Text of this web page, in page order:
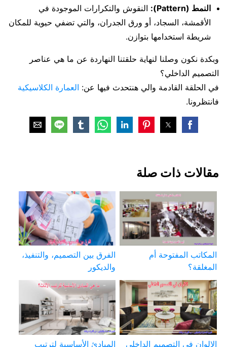
النمط (Pattern):
النقوش والتكرارات الموجودة في
الأقمشة، السجاد، أو ورق الجدران، والتي تضفي حيوية للمكان
شريطة استخدامها بتوازن.
وبكدة نكون وصلنا لنهاية حلقتنا النهاردة عن ما هي عناصر
التصميم الداخلي؟
في الحلقة القادمة والي هنتحدث فيها عن: العمارة الكلاسيكية
فانتظرونا.
مقالات ذات صلة
المكاتب المفتوحة أم
المغلقة؟
الفرق بين التصميم، والتنفيذ،
والديكور
الالوان في التصميم الداخلي المبادئ الأساسية لترتيب